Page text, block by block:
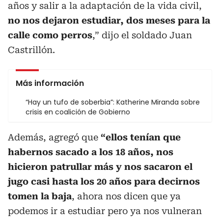
años y salir a la adaptación de la vida civil,
no nos dejaron estudiar, dos meses para la
calle como perros,” dijo el soldado Juan
Castrillón.
Más información
“Hay un tufo de soberbia”: Katherine Miranda sobre
crisis en coalición de Gobierno
Además, agregó que “ellos tenían que
habernos sacado a los 18 años, nos
hicieron patrullar más y nos sacaron el
jugo casi hasta los 20 años para decirnos
tomen la baja, ahora nos dicen que ya
podemos ir a estudiar pero ya nos vulneran